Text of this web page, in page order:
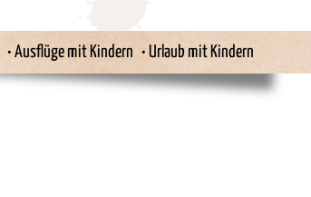
Ausflüge mit Kindern Urlaub mit Kindern